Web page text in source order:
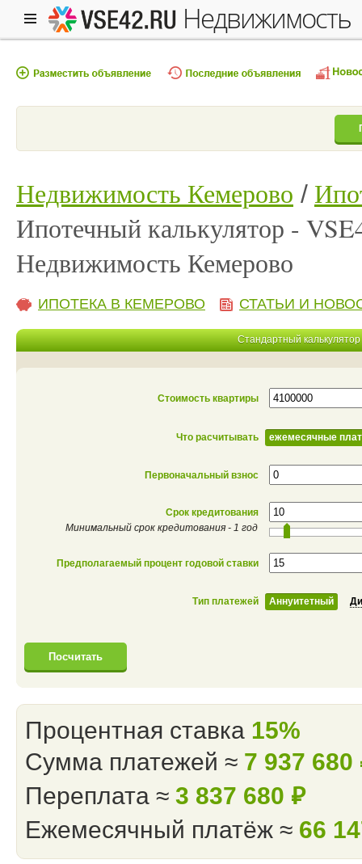
недвижимость
Недвижимость Кемерово
Ипотечный калькулятор -
Недвижимость Кемерово
ИПОТЕКА В КЕМЕРОВО СТАТЬИ И
Стандартный калькулятор
Стоимость квартиры
Что расчитывать ежемесячные
Первоначальный взнос
Срок кредитования
Минимальный срок кредитования - 1 год
Предполагаемый процент годовой ставки
Тип платежей Аннуитетный
Процентная ставка 15%
Сумма платежей ≈ 7 937 680
Переплата ≈ 3 837 680 ⃏
Ежемесячный платёж ≈ 66